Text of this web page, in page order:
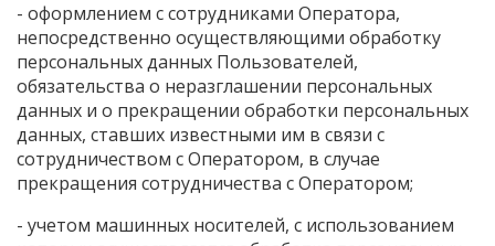
- оформлением с сотрудниками Оператора,
непосредственно осуществляющими обработку
персональных данных Пользователей,
обязательства о неразглашении персональных
данных и о прекращении обработки персональных
данных, ставших известными им в связи с
сотрудничеством с Оператором, в случае
прекращения сотрудничества с Оператором;
- учетом машинных носителей, с использованием